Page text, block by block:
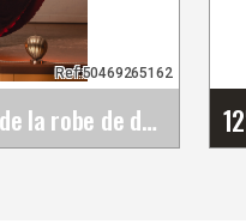
À propos de la robe de danse flamenco 'Poveda'.&hellip;
Ref:50469265162